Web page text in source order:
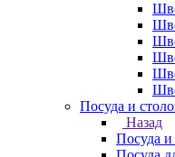
Посуда и
Назад
Посуда